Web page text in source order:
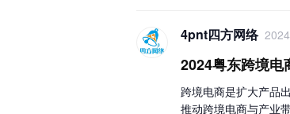
4pnt四方网络
2024粤东跨境电
跨境电商是扩大产品
推动跨境电商与产业